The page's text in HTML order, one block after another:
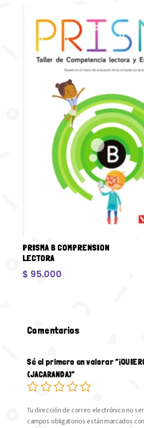
PRISMA B COMPRENSION
LECTORA
$ 95.000
Comentarios
Sé el primero en valorar “¡QUIERO
(JACARANDA)”
Tu dirección de correo electrónico no
campos obligatorios están marcados con